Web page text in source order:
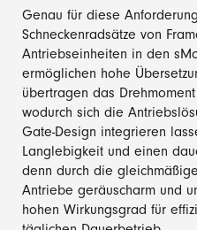
Genau für diese
Schneckenradsätze von
Antriebseinheiten in den
ermöglichen hohe
übertragen das
wodurch sich die
Gate-Design integrieren
Langlebigkeit und einen
denn durch die
Antriebe geräuscharm und
hohen Wirkungsgrad für